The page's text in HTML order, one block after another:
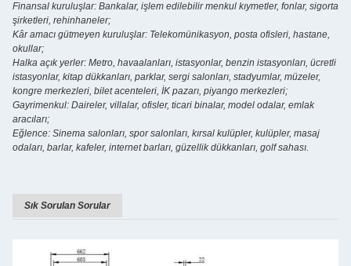
Finansal kuruluşlar: Bankalar, işlem edilebilir menkul kıymetler, fonlar, sigorta
şirketleri, rehinhaneler;
Kâr amacı gütmeyen kuruluşlar: Telekomünikasyon, posta ofisleri, hastane,
okullar;
Halka açık yerler: Metro, havaalanları, istasyonlar, benzin istasyonları, ücretli
istasyonlar, kitap dükkanları, parklar, sergi salonları, stadyumlar, müzeler,
kongre merkezleri, bilet acenteleri, İK pazarı, piyango merkezleri;
Gayrimenkul: Daireler, villalar, ofisler, ticari binalar, model odalar, emlak
aracıları;
Eğlence: Sinema salonları, spor salonları, kırsal kulüpler, kulüpler, masaj
odaları, barlar, kafeler, internet barları, güzellik dükkanları, golf sahası.
Sık Sorulan Sorular